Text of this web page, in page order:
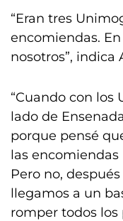
“Eran tres
encomiendas.
nosotros”, indica
“Cuando con los
lado de
porque pensé
las encomiendas
Pero no,
llegamos a un
romper todos los